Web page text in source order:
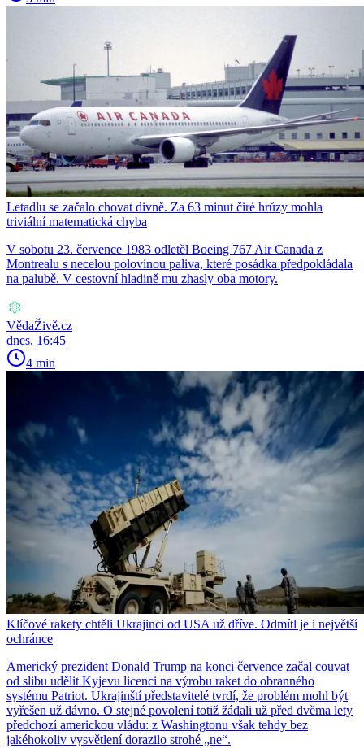
Letadlu se začalo chovat divně. Za 63 minut čiré hrůzy mohla
triviální matematická chyba
V sobotu 23. července 1983 odletěl Boeing 767 Air Canada z
Montrealu s necelou polovinou paliva, které posádka předpokládala
na palubě. V cestovní hladině mu zhasly oba motory.
VědaŽivě.cz
dnes, 16:45
4 min
Klíčové rakety chtěli Ukrajinci od USA už dříve. Odmítl je i největší
ochránce
Americký prezident Donald Trump na konci července začal couvat
od slibu udělit Kyjevu licenci na výrobu raket do obranného
systému Patriot. Ukrajinští představitelé tvrdí, že problém mohl být
vyřešen už dávno. O stejné povolení totiž žádali už před dvěma lety
předchozí americkou vládu: z Washingtonu však tehdy bez
jakéhokoliv vysvětlení dorazilo strohé „ne“.